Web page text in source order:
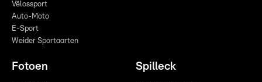
Vëlossport
Auto-Moto
E-Sport
Weider Sportaarten
Fotoen Spilleck